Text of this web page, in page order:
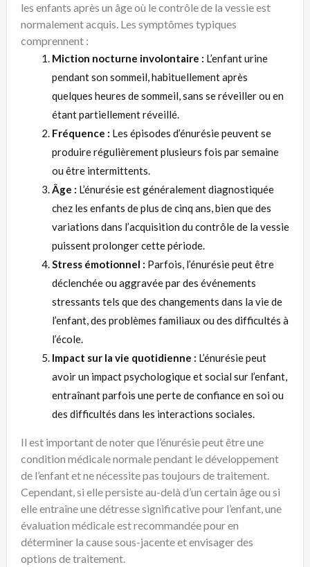
les enfants après un âge où le contrôle de la vessie est
normalement acquis. Les symptômes typiques
comprennent :
Miction nocturne involontaire : L’enfant urine
pendant son sommeil, habituellement après
quelques heures de sommeil, sans se réveiller ou en
étant partiellement réveillé.
Fréquence : Les épisodes d’énurésie peuvent se
produire régulièrement plusieurs fois par semaine
ou être intermittents.
Âge : L’énurésie est généralement diagnostiquée
chez les enfants de plus de cinq ans, bien que des
variations dans l’acquisition du contrôle de la vessie
puissent prolonger cette période.
Stress émotionnel : Parfois, l’énurésie peut être
déclenchée ou aggravée par des événements
stressants tels que des changements dans la vie de
l’enfant, des problèmes familiaux ou des difficultés à
l’école.
Impact sur la vie quotidienne : L’énurésie peut
avoir un impact psychologique et social sur l’enfant,
entraînant parfois une perte de confiance en soi ou
des difficultés dans les interactions sociales.
Il est important de noter que l’énurésie peut être une
condition médicale normale pendant le développement
de l’enfant et ne nécessite pas toujours de traitement.
Cependant, si elle persiste au-delà d’un certain âge ou si
elle entraîne une détresse significative pour l’enfant, une
évaluation médicale est recommandée pour en
déterminer la cause sous-jacente et envisager des
options de traitement.